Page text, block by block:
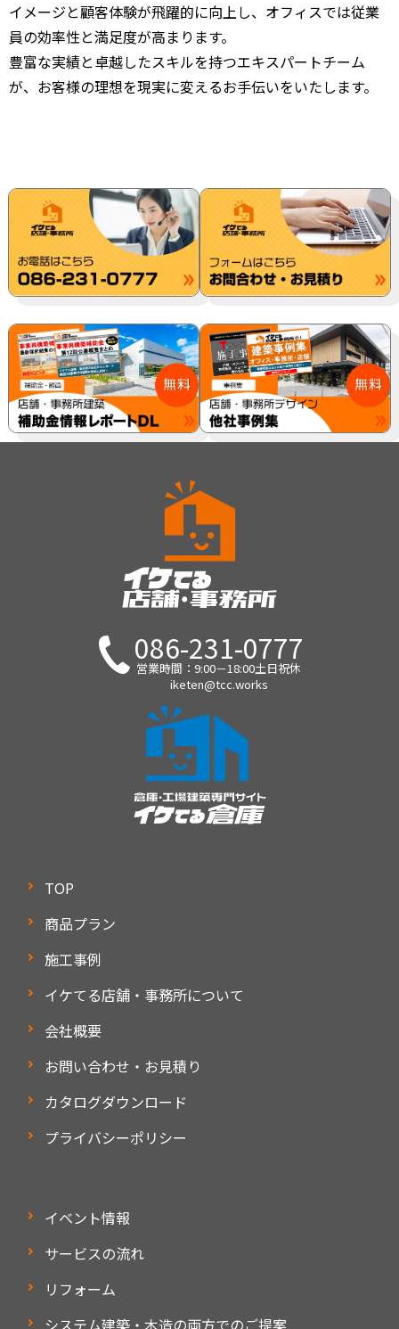
イメージと顧客体験が飛躍的に向上し、オフィスでは従業
員の効率性と満足度が高まります。
豊富な実績と卓越したスキルを持つエキスパートチーム
が、お客様の理想を現実に変えるお手伝いをいたします。
086-231-0777
営業時間：9:00－18:00土日祝休
iketen@tcc.works
TOP
商品プラン
施工事例
イケてる店舗・事務所について
会社概要
お問い合わせ・お見積り
カタログダウンロード
プライバシーポリシー
イベント情報
サービスの流れ
リフォーム
システム建築・木造の両方でのご提案